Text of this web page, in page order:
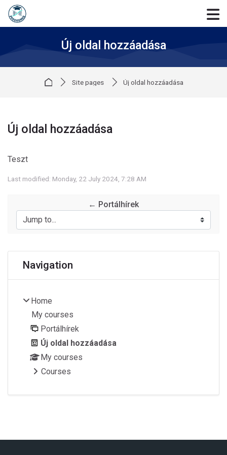
Skip to navigation
Skip to login form
Skip to main content
Skip to accessibility options
Skip to footer
Skip accessibility options
Új oldal hozzáadása
HomeSite pages Új oldal hozzáadása
Új oldal hozzáadása
Teszt
Last modified: Monday, 22 July 2024, 7:28 AM
← Portálhírek
Jump to...
Navigation
Home
My courses
Portálhírek
Új oldal hozzáadása
My courses
Courses